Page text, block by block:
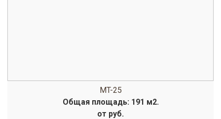
MT-25
Общая площадь: 191 м2.
от руб.